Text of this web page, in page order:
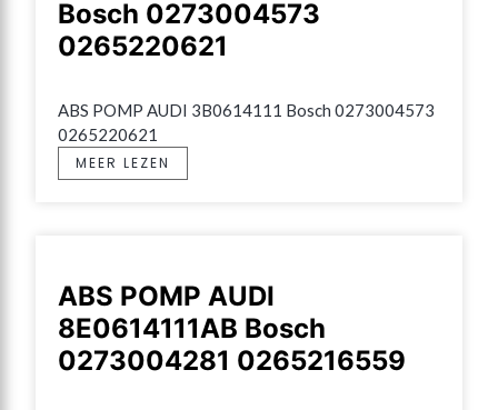
Bosch 0273004573
0265220621
ABS POMP AUDI 3B0614111 Bosch 0273004573
0265220621
MEER LEZEN
ABS POMP AUDI
8E0614111AB Bosch
0273004281 0265216559